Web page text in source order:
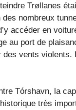
Trøllanes
des nombreux
accéder en
au port de
des vents violents.
Tórshavn, la
très